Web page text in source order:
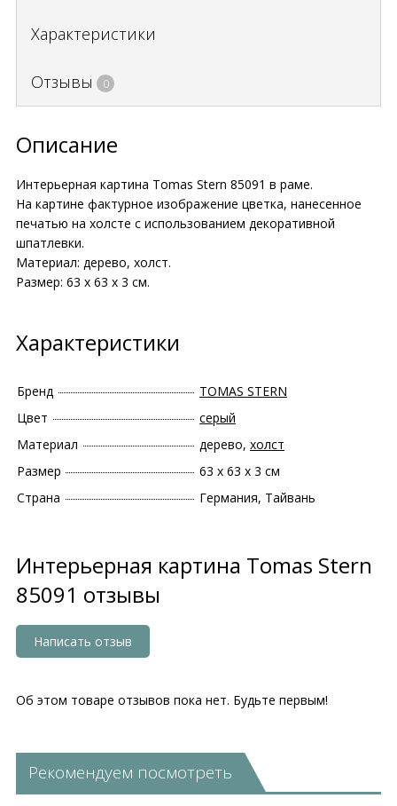
Характеристики
Отзывы 0
Описание
Интерьерная картина Tomas Stern 85091 в раме.
На картине фактурное изображение цветка, нанесенное
печатью на холсте с использованием декоративной
шпатлевки.
Материал: дерево, холст.
Размер: 63 х 63 х 3 см.
Характеристики
Бренд
TOMAS STERN
Цвет
серый
Материал
дерево, холст
Размер
63 х 63 х 3 см
Страна
Германия, Тайвань
Интерьерная картина Tomas Stern
85091 отзывы
Написать отзыв
Об этом товаре отзывов пока нет. Будьте первым!
Рекомендуем посмотреть